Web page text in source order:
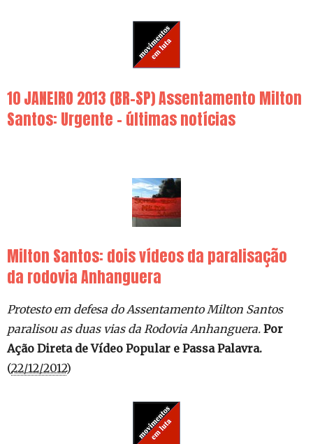
10 JANEIRO 2013 (BR-SP) Assentamento Milton
Santos: Urgente – últimas notícias
Milton Santos: dois vídeos da paralisação
da rodovia Anhanguera
Protesto em defesa do Assentamento Milton Santos
paralisou as duas vias da Rodovia Anhanguera. Por
Ação Direta de Vídeo Popular e Passa Palavra.
(22/12/2012)